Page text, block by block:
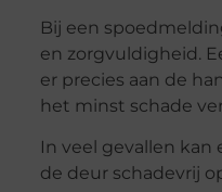
Bij een
en zorgvuldigheid.
er precies aan de
het minst schade
In veel gevallen kan
de deur schadevrij